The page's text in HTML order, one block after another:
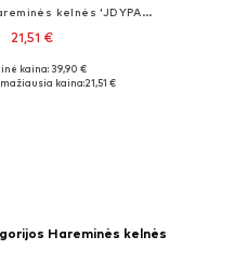
Siaurėjantis Hareminės kelnės 'JDYPALOMA'
21,51 €
dydžiai: L x 32
kaina: 39,90 €
kaina:21,51 €
Hareminės kelnės